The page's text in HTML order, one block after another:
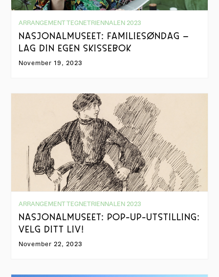
ARRANGEMENT TEGNETRIENNALEN 2023
NASJONALMUSEET: FAMILIESØNDAG –
LAG DIN EGEN SKISSEBOK
November 19, 2023
ARRANGEMENT TEGNETRIENNALEN 2023
NASJONALMUSEET: POP-UP-UTSTILLING:
VELG DITT LIV!
November 22, 2023